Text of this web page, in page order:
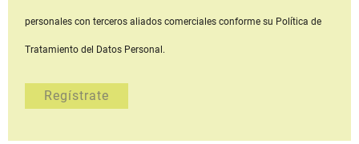
personales con terceros aliados comerciales conforme su Política de
Tratamiento del Datos Personal.